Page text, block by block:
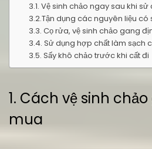
3.1. Vệ sinh chảo ngay sau khi sử
3.2.Tận dụng các nguyên liệu có
3.3. Cọ rửa, vệ sinh chảo gang
3.4. Sử dụng hợp chất làm sạch
3.5. Sấy khô chảo trước khi cất đi
1. Cách vệ sinh
mua